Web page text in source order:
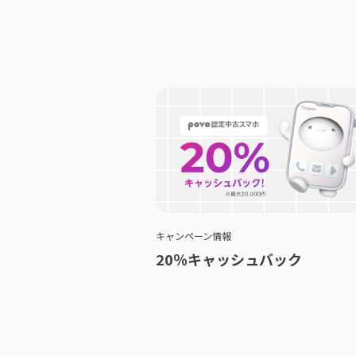
キャンペーン情報
20％キャッシュバック